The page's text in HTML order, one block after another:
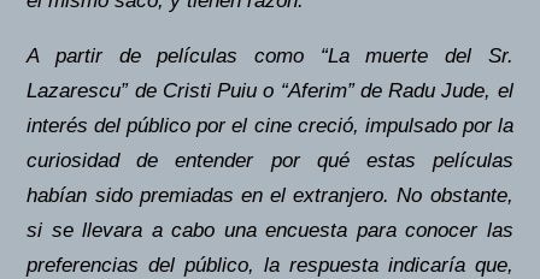
A partir de películas como “La muerte del Sr.
Lazarescu” de Cristi Puiu o “Aferim” de Radu Jude, el
interés del público por el cine creció, impulsado por la
curiosidad de entender por qué estas películas
habían sido premiadas en el extranjero. No obstante,
si se llevara a cabo una encuesta para conocer las
preferencias del público, la respuesta indicaría que,